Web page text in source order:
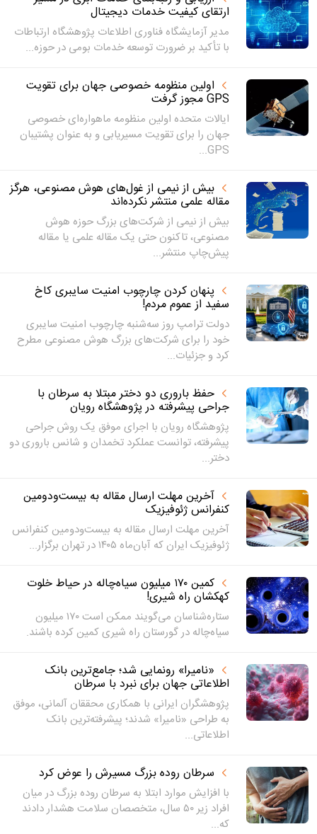
ارتقای کیفیت خدمات دیجیتال
مدیر آزمایشگاه فناوری اطلاعات پژوهشگاه ارتباطات
با تأکید بر ضرورت توسعه خدمات بومی در حوزه...
اولین منظومه خصوصی جهان برای تقویت
GPS مجوز گرفت
ایالات متحده اولین منظومه ماهواره‌ای خصوصی
جهان را برای تقویت مسیریابی و به عنوان پشتیبان
GPS...
بیش از نیمی از غول‌های هوش مصنوعی، هرگز
مقاله علمی منتشر نکرده‌اند
بیش از نیمی از شرکت‌های بزرگ حوزه هوش
مصنوعی، تاکنون حتی یک مقاله علمی یا مقاله
پیش‌چاپ منتشر...
پنهان کردن چارچوب امنیت سایبری کاخ
سفید از عموم مردم!
دولت ترامپ روز سه‌شنبه چارچوب امنیت سایبری
خود را برای شرکت‌های بزرگ هوش مصنوعی مطرح
کرد و جزئیات...
حفظ باروری دو دختر مبتلا به سرطان با
جراحی پیشرفته در پژوهشگاه رویان
پژوهشگاه رویان با اجرای موفق یک روش جراحی
پیشرفته، توانست عملکرد تخمدان و شانس باروری دو
دختر...
آخرین مهلت ارسال مقاله به بیست‌ودومین
کنفرانس ژئوفیزیک
آخرین مهلت ارسال مقاله به بیست‌ودومین کنفرانس
ژئوفیزیک ایران که آبان‌ماه ۱۴۰۵ در تهران برگزار...
کمین ۱۷۰ میلیون سیاه‌چاله در حیاط خلوت
کهکشان راه شیری!
ستاره‌شناسان می‌گویند ممکن است ۱۷۰ میلیون
سیاه‌چاله در گورستان راه شیری کمین کرده باشند.
«نامیرا» رونمایی شد؛ جامع‌ترین بانک
اطلاعاتی جهان برای نبرد با سرطان
پژوهشگران ایرانی با همکاری محققان آلمانی، موفق
به طراحی «نامیرا» شدند؛ پیشرفته‌ترین بانک
اطلاعاتی...
سرطان روده بزرگ مسیرش را عوض کرد
با افزایش موارد ابتلا به سرطان روده بزرگ در میان
افراد زیر ۵۰ سال، متخصصان سلامت هشدار دادند
که...